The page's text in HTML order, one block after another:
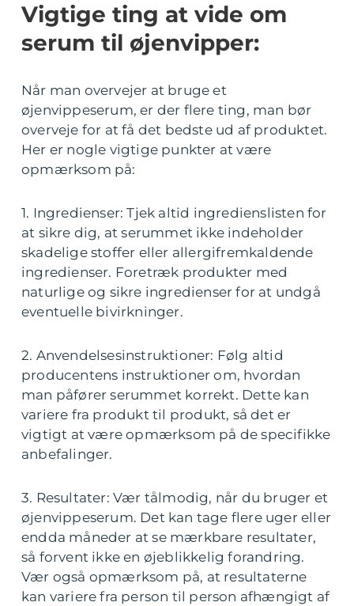
Vigtige ting at vide om
serum til øjenvipper:
Når man overvejer at bruge et
øjenvippeserum, er der flere ting, man bør
overveje for at få det bedste ud af produktet.
Her er nogle vigtige punkter at være
opmærksom på:
1. Ingredienser: Tjek altid ingredienslisten for
at sikre dig, at serummet ikke indeholder
skadelige stoffer eller allergifremkaldende
ingredienser. Foretræk produkter med
naturlige og sikre ingredienser for at undgå
eventuelle bivirkninger.
2. Anvendelsesinstruktioner: Følg altid
producentens instruktioner om, hvordan
man påfører serummet korrekt. Dette kan
variere fra produkt til produkt, så det er
vigtigt at være opmærksom på de specifikke
anbefalinger.
3. Resultater: Vær tålmodig, når du bruger et
øjenvippeserum. Det kan tage flere uger eller
endda måneder at se mærkbare resultater,
så forvent ikke en øjeblikkelig forandring.
Vær også opmærksom på, at resultaterne
kan variere fra person til person afhængigt af